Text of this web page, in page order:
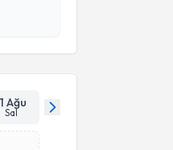
Metni
Ağu
Sal